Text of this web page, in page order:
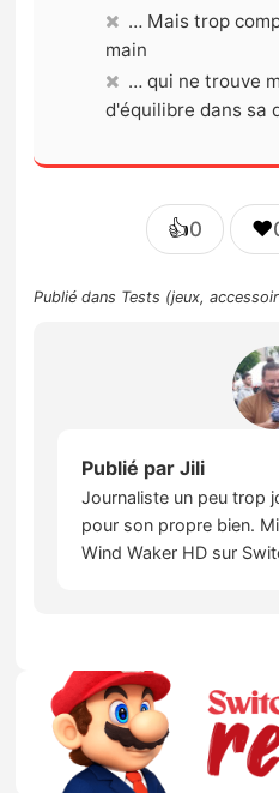
… Mais trop
main
… qui ne trouve
d'équilibre dans sa
👍0 ❤️
Publié dans Tests (jeux,
Publié parJili
Journaliste un peu trop
pour son propre bien.
Wind Waker HD sur